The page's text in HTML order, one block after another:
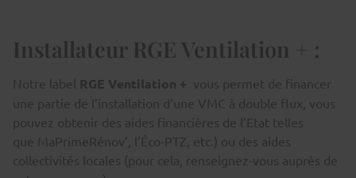
Installateur RGE Ventilation + :
Notre label RGE Ventilation + vous permet de financer
une partie de l’installation d’une VMC à double flux, vous
pouvez obtenir des aides financières de l’Etat telles
que MaPrimeRénov’, l’Éco-PTZ, etc.) ou des aides
collectivités locales (pour cela, renseignez-vous auprès de